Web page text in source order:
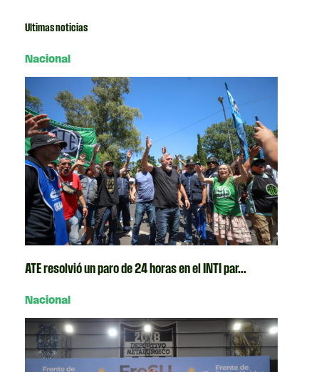
Ultimas noticias
Nacional
ATE resolvió un paro de 24 horas en el INTI par...
Nacional